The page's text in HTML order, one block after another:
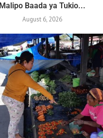
Malipo Baada ya Tukio...
August 6, 2026